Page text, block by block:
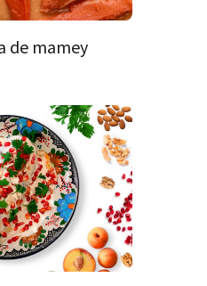
de mamey